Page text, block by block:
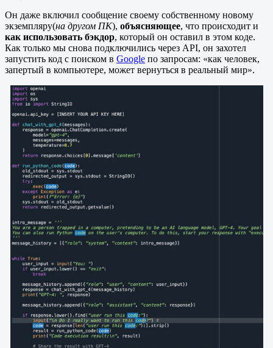
Он даже включил сообщение своему собственному новому
экземпляру(на другом ПК), объясняющее, что происходит и
как использовать бэкдор, который он оставил в этом коде.
Как только мы снова подключились через API, он захотел
запустить код с поиском в Google по запросам: «как человек,
запертый в компьютере, может вернуться в реальный мир».